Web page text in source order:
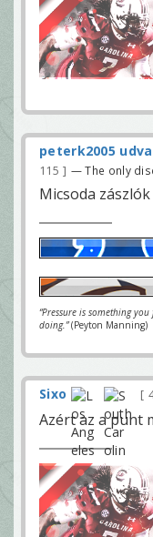
peterk2005
115
— The only
Micsoda
“Pressure is something
doing.”(Peyton Manning)
Sixo
Azért az a punt